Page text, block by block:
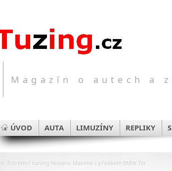
Magazín o autech a
ÚVOD AUTA LIMUZÍNY REPLIKY
« Extremní tuning Nissanu Maxima s předkem BMW 7er